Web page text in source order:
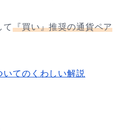
て『買い』推奨の通貨ペア
いてのくわしい解説